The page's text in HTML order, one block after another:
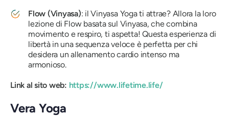
Flow (Vinyasa): il Vinyasa Yoga ti attrae? Allora la loro
lezione di Flow basata sul Vinyasa, che combina
movimento e respiro, ti aspetta! Questa esperienza di
libertà in una sequenza veloce è perfetta per chi
desidera un allenamento cardio intenso ma
armonioso.
Link al sito web: https://www.lifetime.life/
Vera Yoga